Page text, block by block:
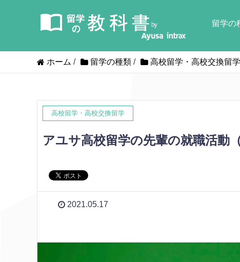
留学の
ホーム / 留学の種類 / 高校留学・高校交換留学
高校留学・高校交換留学
アユサ高校留学の先輩の就職活動
2021.05.17